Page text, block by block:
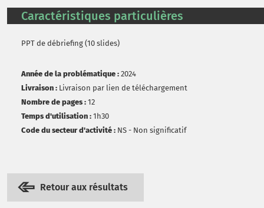
Caractéristiques particulières
PPT de débriefing (10 slides)
Année de la problématique : 2024
Livraison : Livraison par lien de téléchargement
Nombre de pages : 12
Temps d'utilisation : 1h30
Code du secteur d'activité : NS - Non significatif
Retour aux résultats